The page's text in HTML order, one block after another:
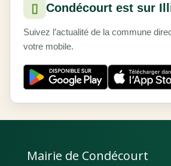
▯ Condécourt est sur
Suivez l’actualité de la commune
votre mobile.
Mairie de Condécourt